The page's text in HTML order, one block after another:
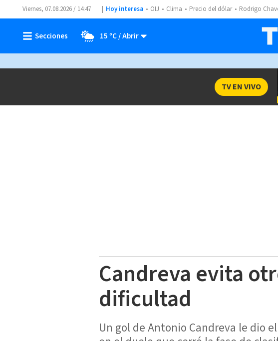
Viernes, 07.08.2026 / 14:47 Hoy interesa OIJ Clima Precio del dólar Rodrigo
15 ºC
TV EN VIVO
Candreva evita
dificultad
Un gol de Antonio Candreva le dio